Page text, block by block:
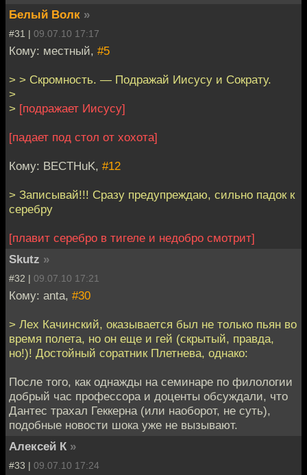
Белый Волк »
#31 | 09.07.10 17:17
Кому: местный, #5
> > Скромность. — Подражай Иисусу и Сократу.
>
> [подражает Иисусу]
[падает под стол от хохота]
Кому: BECTHuK, #12
> Записывай!!! Сразу предупреждаю, сильно падок к
серебру
[плавит серебро в тигеле и недобро смотрит]
Skutz »
#32 | 09.07.10 17:21
Кому: anta, #30
> Лех Качинский, оказывается был не только пьян во
время полета, но он еще и гей (скрытый, правда,
но!)! Достойный соратник Плетнева, однако:
После того, как однажды на семинаре по филологии
добрый час профессора и доценты обсуждали, что
Дантес трахал Геккерна (или наоборот, не суть),
подобные новости шока уже не вызывают.
Алексей К »
#33 | 09.07.10 17:24